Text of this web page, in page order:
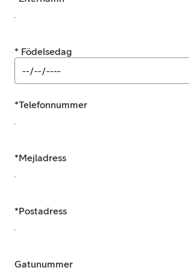
* Födelsedag
*Telefonnummer
*Mejladress
*Postadress
Gatunummer